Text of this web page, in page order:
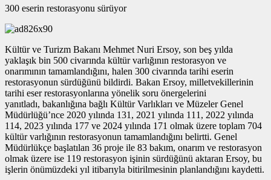
300 eserin restorasyonu sürüyor
Kültür ve Turizm Bakanı Mehmet Nuri Ersoy, son beş yılda
yaklaşık bin 500 civarında kültür varlığının restorasyon ve
onarımının tamamlandığını, halen 300 civarında tarihi eserin
restorasyonun sürdüğünü bildirdi. Bakan Ersoy, milletvekillerinin
tarihi eser restorasyonlarına yönelik soru önergelerini
yanıtladı, bakanlığına bağlı Kültür Varlıkları ve Müzeler Genel
Müdürlüğü’nce 2020 yılında 131, 2021 yılında 111, 2022 yılında
114, 2023 yılında 177 ve 2024 yılında 171 olmak üzere toplam 704
kültür varlığının restorasyonun tamamlandığını belirtti. Genel
Müdürlükçe başlatılan 36 proje ile 83 bakım, onarım ve restorasyon
olmak üzere ise 119 restorasyon işinin sürdüğünü aktaran Ersoy, bu
işlerin önümüzdeki yıl itibarıyla bitirilmesinin planlandığını kaydetti.